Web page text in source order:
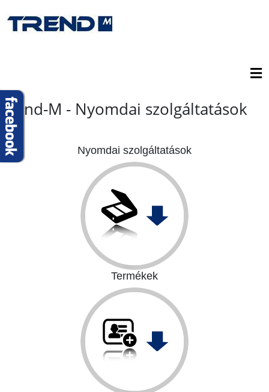
Trend-M - Nyomdai szolgáltatások
Nyomdai szolgáltatások
Fénymásolás
Szkennelés
Termékek
Plakátok
Névjegy készítés